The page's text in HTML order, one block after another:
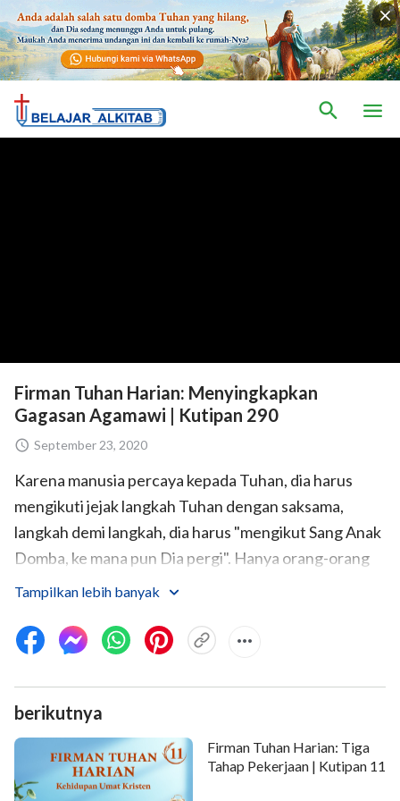
Firman Tuhan Harian: Menyingkapkan
Gagasan Agamawi | Kutipan 290
September 23, 2020
Karena manusia percaya kepada Tuhan, dia harus
mengikuti jejak langkah Tuhan dengan saksama,
langkah demi langkah, dia harus "mengikut Sang Anak
Domba, ke mana pun Dia pergi". Hanya orang-orang
seperti inilah yang mencari jalan yang benar, hanya
Orang-orang yang mengikuti huruf-huruf yang
tertulis dan doktrin-doktrin bagaikan budak adalah
mereka yang telah disingkirkan oleh pekerjaan Roh
Kudus. Di setiap kurun waktu, Tuhan akan memulai
pekerjaan yang baru, dan di masing-masing kurun
waktu itu akan ada permulaan yang baru di antara
manusia. Jika manusia hanya mematuhi kebenaran
Tampilkan lebih banyak
berikutnya
Firman Tuhan Harian: Tiga
Tahap Pekerjaan | Kutipan 11